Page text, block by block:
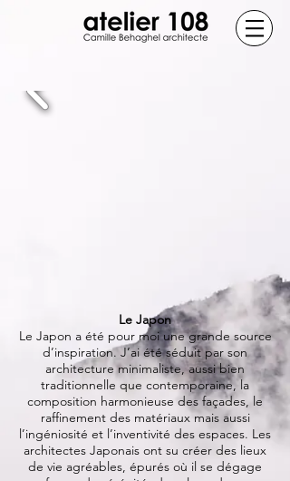
Le Japon
Le Japon a été pour moi une grande source
d’inspiration. J’ai été séduit par son
architecture minimaliste, aussi bien
traditionnelle que contemporaine, la
composition harmonieuse des façades, le
raffinement des matériaux mais aussi
l’ingéniosité et l’inventivité des espaces. Les
architectes Japonais ont su créer des lieux
de vie agréables, épurés où il se dégage